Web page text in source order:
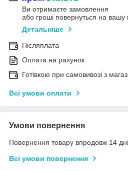
Ви отримаєте замовлення
або гроші повернуться на вашу
Детальніше
Післяплата
Оплата на рахунок
Готівкою при самовивозі з
Всі умови оплати
Умови повернення
Повернення товару впродовж 14
Всі умови повернення